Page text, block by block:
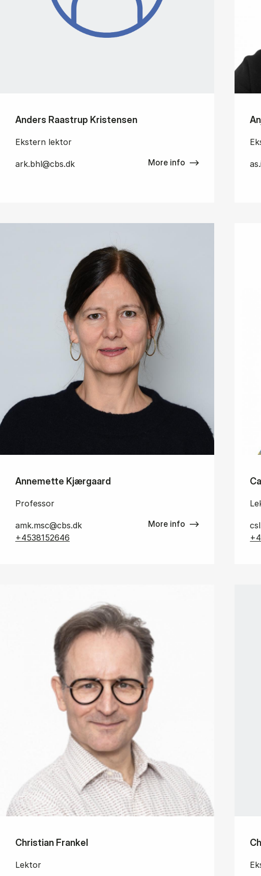
Anders Raastrup Kristensen
Ekstern lektor
ark.bhl@cbs.dk More info
Annemette Kjærgaard
Professor
amk.msc@cbs.dk
+4538152646
More info
Christian Frankel
Lektor